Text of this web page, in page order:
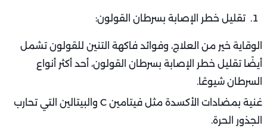
تقليل خطر الإصابة بسرطان القولون:
الوقاية خير من العلاج، وفوائد فاكهة التنين للقولون تشمل
أيضًا تقليل خطر الإصابة بسرطان القولون، أحد أكثر أنواع
السرطان شيوعًا.
غنية بمضادات الأكسدة مثل فيتامين C والبيتالين التي تحارب
الجذور الحرة.